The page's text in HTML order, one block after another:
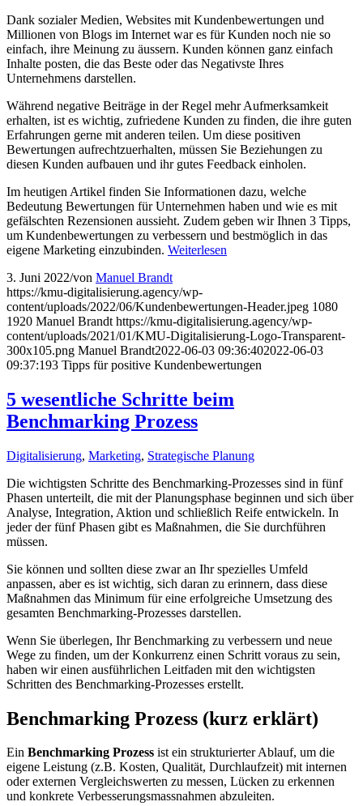
Dank sozialer Medien, Websites mit Kundenbewertungen und
Millionen von Blogs im Internet war es für Kunden noch nie so
einfach, ihre Meinung zu äussern. Kunden können ganz einfach
Inhalte posten, die das Beste oder das Negativste Ihres
Unternehmens darstellen.
Während negative Beiträge in der Regel mehr Aufmerksamkeit
erhalten, ist es wichtig, zufriedene Kunden zu finden, die ihre guten
Erfahrungen gerne mit anderen teilen. Um diese positiven
Bewertungen aufrechtzuerhalten, müssen Sie Beziehungen zu
diesen Kunden aufbauen und ihr gutes Feedback einholen.
Im heutigen Artikel finden Sie Informationen dazu, welche
Bedeutung Bewertungen für Unternehmen haben und wie es mit
gefälschten Rezensionen aussieht. Zudem geben wir Ihnen 3 Tipps,
um Kundenbewertungen zu verbessern und bestmöglich in das
eigene Marketing einzubinden. Weiterlesen
3. Juni 2022/von Manuel Brandt
https://kmu-digitalisierung.agency/wp-
content/uploads/2022/06/Kundenbewertungen-Header.jpeg 1080
1920 Manuel Brandt https://kmu-digitalisierung.agency/wp-
content/uploads/2021/01/KMU-Digitalisierung-Logo-Transparent-
300x105.png Manuel Brandt2022-06-03 09:36:402022-06-03
09:37:193 Tipps für positive Kundenbewertungen
5 wesentliche Schritte beim
Benchmarking Prozess
Digitalisierung, Marketing, Strategische Planung
Die wichtigsten Schritte des Benchmarking-Prozesses sind in fünf
Phasen unterteilt, die mit der Planungsphase beginnen und sich über
Analyse, Integration, Aktion und schließlich Reife entwickeln. In
jeder der fünf Phasen gibt es Maßnahmen, die Sie durchführen
müssen.
Sie können und sollten diese zwar an Ihr spezielles Umfeld
anpassen, aber es ist wichtig, sich daran zu erinnern, dass diese
Maßnahmen das Minimum für eine erfolgreiche Umsetzung des
gesamten Benchmarking-Prozesses darstellen.
Wenn Sie überlegen, Ihr Benchmarking zu verbessern und neue
Wege zu finden, um der Konkurrenz einen Schritt voraus zu sein,
haben wir einen ausführlichen Leitfaden mit den wichtigsten
Schritten des Benchmarking-Prozesses erstellt.
Benchmarking Prozess (kurz erklärt)
Ein Benchmarking Prozess ist ein strukturierter Ablauf, um die
eigene Leistung (z.B. Kosten, Qualität, Durchlaufzeit) mit internen
oder externen Vergleichswerten zu messen, Lücken zu erkennen
und konkrete Verbesserungsmassnahmen abzuleiten.